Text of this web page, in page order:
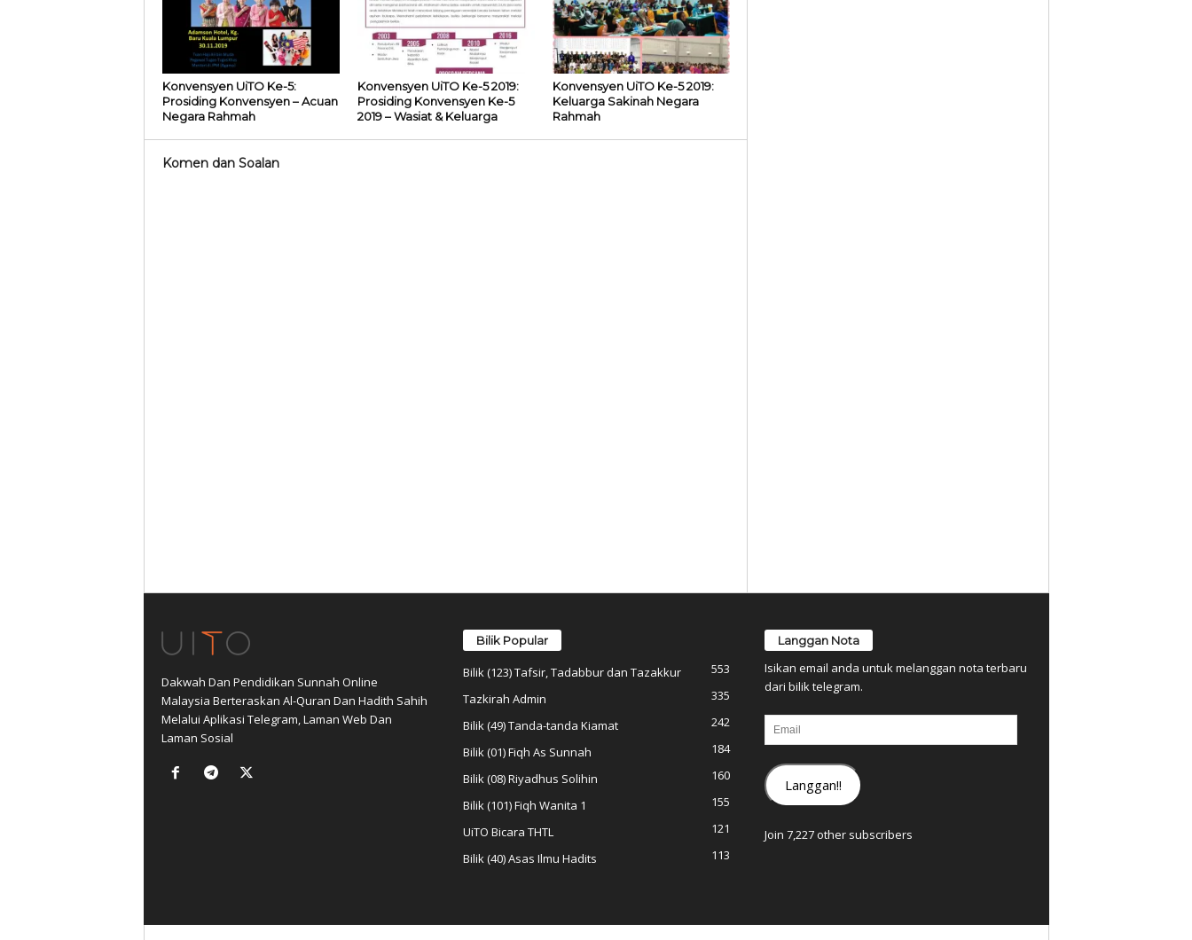
Konvensyen UiTO Ke-5:
Prosiding Konvensyen – Acuan
Negara Rahmah
Konvensyen UiTO Ke-5 2019:
Prosiding Konvensyen Ke-5
2019 – Wasiat & Keluarga
Konvensyen UiTO Ke-5 2019:
Keluarga Sakinah Negara
Rahmah
Komen dan Soalan
Dakwah Dan Pendidikan Sunnah Online
Malaysia Berteraskan Al-Quran Dan Hadith Sahih
Melalui Aplikasi Telegram, Laman Web Dan
Laman Sosial
Bilik Popular
Bilik (123) Tafsir, Tadabbur dan Tazakkur
553
Tazkirah Admin
335
Bilik (49) Tanda-tanda Kiamat
242
Bilik (01) Fiqh As Sunnah
184
Bilik (08) Riyadhus Solihin
160
Bilik (101) Fiqh Wanita 1
155
UiTO Bicara THTL
121
Bilik (40) Asas Ilmu Hadits
113
Langgan Nota
Isikan email anda untuk melanggan nota terbaru
dari bilik telegram.
Email
Langgan!!
Join 7,227 other subscribers